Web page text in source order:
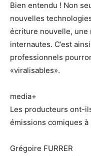
Bien entendu ! Non
nouvelles
écriture nouvelle, une
internautes. C’est
professionnels
«viralisables».
media+
Les producteurs ont-
émissions comiques à
Grégoire FURRER